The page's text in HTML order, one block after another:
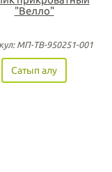
"Велло"
МП-ТВ-950251-001
Сатып алу